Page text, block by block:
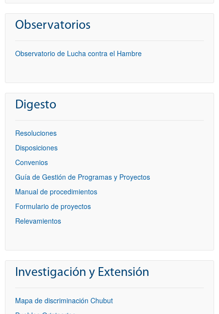
Observatorios
Observatorio de Lucha contra el Hambre
Digesto
Resoluciones
Disposiciones
Convenios
Guía de Gestión de Programas y Proyectos
Manual de procedimientos
Formulario de proyectos
Relevamientos
Investigación y Extensión
Mapa de discriminación Chubut